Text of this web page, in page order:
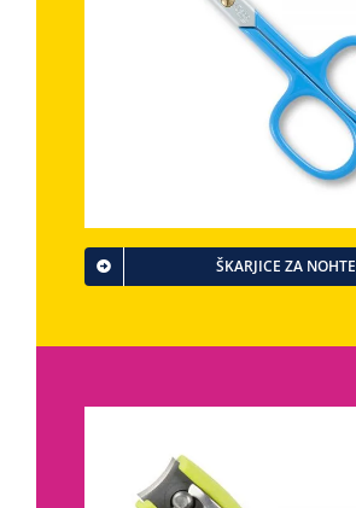
ŠKARJICE ZA NOHTE